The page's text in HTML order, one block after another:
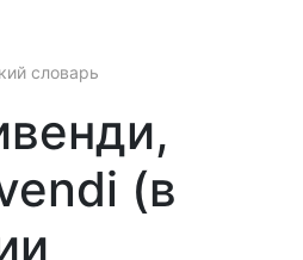
словарь
(в